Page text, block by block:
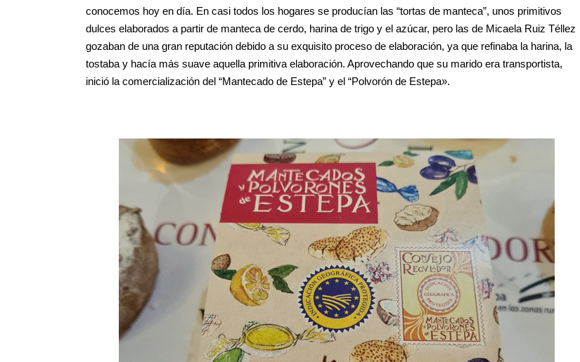
conocemos hoy en día. En casi todos los hogares se producían las “tortas de manteca”, unos primitivos
dulces elaborados a partir de manteca de cerdo, harina de trigo y el azúcar, pero las de Micaela Ruiz Téllez
gozaban de una gran reputación debido a su exquisito proceso de elaboración, ya que refinaba la harina, la
tostaba y hacía más suave aquella primitiva elaboración. Aprovechando que su marido era transportista,
inició la comercialización del “Mantecado de Estepa” y el “Polvorón de Estepa».